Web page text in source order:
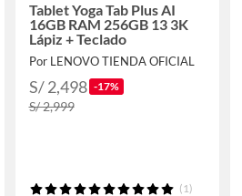
Tablet Yoga Tab Plus AI
16GB RAM 256GB 13 3K
Lápiz + Teclado
Por LENOVO TIENDA OFICIAL
S/ 2,498 -17%
S/ 2,999
(1)